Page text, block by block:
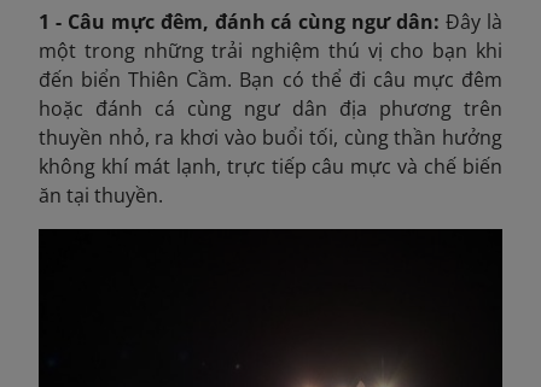
1 - Câu mực đêm, đánh cá cùng ngư dân:Đây là
một trong những trải nghiệm thú vị cho bạn khi
đến biển Thiên Cầm. Bạn có thể đi câu mực đêm
hoặc đánh cá cùng ngư dân địa phương trên
thuyền nhỏ, ra khơi vào buổi tối, cùng thần hưởng
không khí mát lạnh, trực tiếp câu mực và chế biến
ăn tại thuyền.